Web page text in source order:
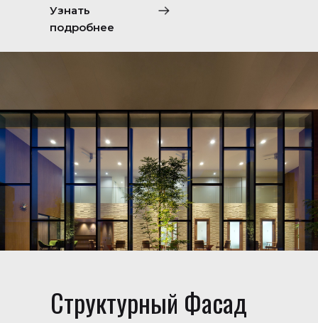
Узнать
подробнее
Структурный Фасад